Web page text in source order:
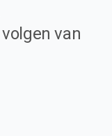
van